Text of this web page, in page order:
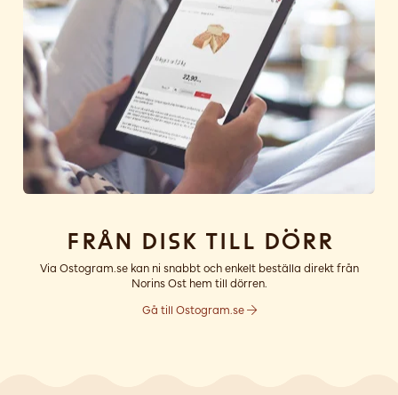
Från disk till dörr
Via Ostogram.se kan ni snabbt och enkelt beställa direkt från
Norins Ost hem till dörren.
Gå till Ostogram.se